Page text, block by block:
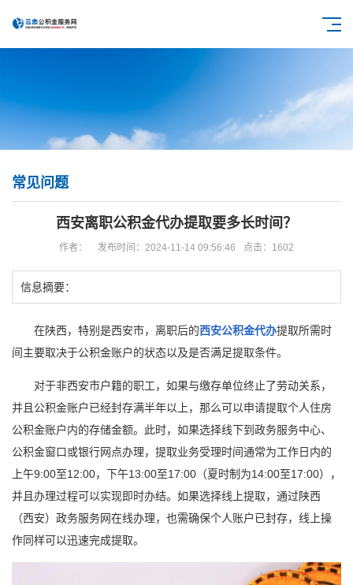
常见问题
西安离职公积金代办提取要多长时间？
作者： 发布时间：2024-11-14 09:56:46 点击：1602
信息摘要：
在陕西，特别是西安市，离职后的西安公积金代办提取所需时
间主要取决于公积金账户的状态以及是否满足提取条件。
对于非西安市户籍的职工，如果与缴存单位终止了劳动关系，
并且公积金账户已经封存满半年以上，那么可以申请提取个人住房
公积金账户内的存储金额。此时，如果选择线下到政务服务中心、
公积金窗口或银行网点办理，提取业务受理时间通常为工作日内的
上午9:00至12:00，下午13:00至17:00（夏时制为14:00至17:00），
并且办理过程可以实现即时办结。如果选择线上提取，通过陕西
（西安）政务服务网在线办理，也需确保个人账户已封存，线上操
作同样可以迅速完成提取。